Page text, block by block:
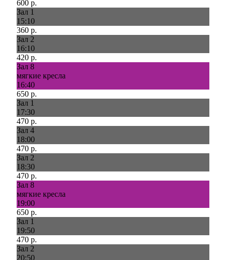
600 р.
Зал 1
15:10
360 р.
Зал 2
16:10
420 р.
Зал 8
мягкие кресла
16:40
650 р.
Зал 1
17:30
470 р.
Зал 4
18:00
470 р.
Зал 2
18:30
470 р.
Зал 8
мягкие кресла
19:00
650 р.
Зал 1
19:50
470 р.
Зал 2
20:50